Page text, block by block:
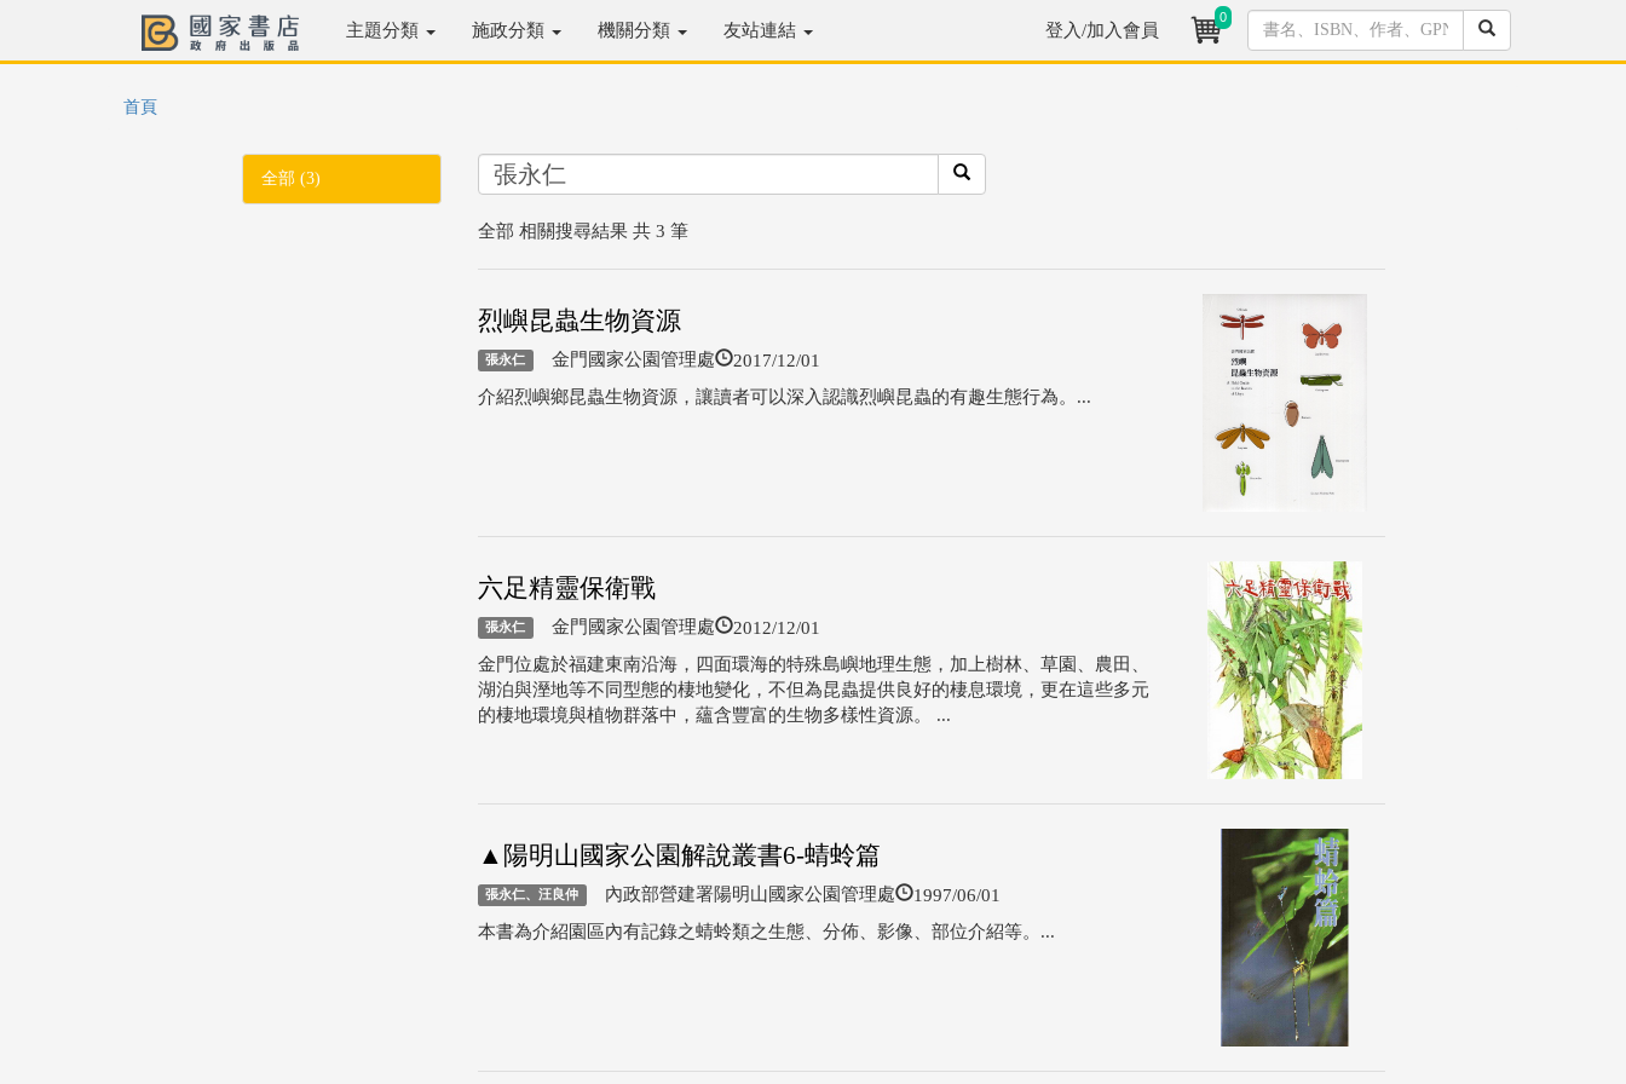
主題分類 施政分類 機關分類 友站連結 登入/加入會員
0
首頁
全部 (3)
全部 相關搜尋結果 共 3 筆
烈嶼昆蟲生物資源
張永仁 金門國家公園管理處 2017/12/01
介紹烈嶼鄉昆蟲生物資源，讓讀者可以深入認識烈嶼昆蟲的有趣生態行為。...
六足精靈保衛戰
張永仁 金門國家公園管理處 2012/12/01
金門位處於福建東南沿海，四面環海的特殊島嶼地理生態，加上樹林、草園、農田、
湖泊與溼地等不同型態的棲地變化，不但為昆蟲提供良好的棲息環境，更在這些多元
的棲地環境與植物群落中，蘊含豐富的生物多樣性資源。 ...
▲陽明山國家公園解說叢書6-蜻蛉篇
張永仁、汪良仲 內政部營建署陽明山國家公園管理處 1997/06/01
本書為介紹園區內有記錄之蜻蛉類之生態、分佈、影像、部位介紹等。...